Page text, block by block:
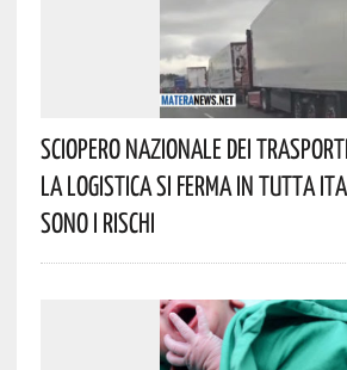
Sciopero Nazionale Dei
La Logistica Si Ferma In Tutta
Sono I Rischi